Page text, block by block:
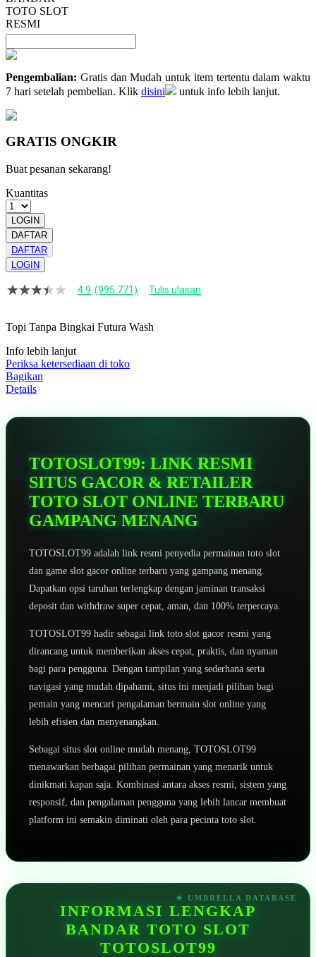
TOTO SLOT
RESMI
Pengembalian: Gratis dan Mudah untuk item tertentu dalam waktu
7 hari setelah pembelian. Klik disini untuk info lebih lanjut.
GRATIS ONGKIR
Buat pesanan sekarang!
Kuantitas
LOGIN
DAFTAR
DAFTAR
LOGIN
4.9
bintang,
rating
rata-
rata.
Read
13
Tautan
4.9 (995.771) Tulis ulasan
Topi Tanpa Bingkai Futura Wash
Info lebih lanjut
Periksa ketersediaan di toko
Bagikan
Details
TOTOSLOT99: LINK RESMI
SITUS GACOR & RETAILER
TOTO SLOT ONLINE TERBARU
GAMPANG MENANG
TOTOSLOT99 adalah link resmi penyedia permainan toto slot
dan game slot gacor online terbaru yang gampang menang.
Dapatkan opsi taruhan terlengkap dengan jaminan transaksi
deposit dan withdraw super cepat, aman, dan 100% terpercaya.
TOTOSLOT99 hadir sebagai link toto slot gacor resmi yang
dirancang untuk memberikan akses cepat, praktis, dan nyaman
bagi para pengguna. Dengan tampilan yang sederhana serta
navigasi yang mudah dipahami, situs ini menjadi pilihan bagi
pemain yang mencari pengalaman bermain slot online yang
lebih efisien dan menyenangkan.
Sebagai situs slot online mudah menang, TOTOSLOT99
menawarkan berbagai pilihan permainan yang menarik untuk
dinikmati kapan saja. Kombinasi antara akses resmi, sistem yang
responsif, dan pengalaman pengguna yang lebih lancar membuat
platform ini semakin diminati oleh para pecinta toto slot.
INFORMASI LENGKAP
BANDAR TOTO SLOT
TOTOSLOT99